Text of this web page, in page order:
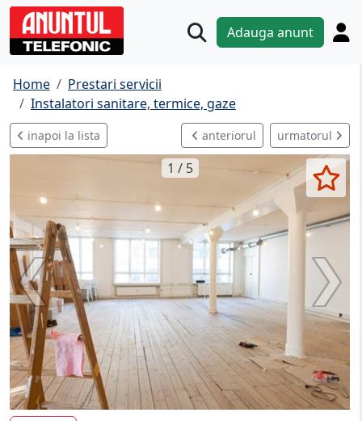
Adauga anunt
Home
Prestari servicii
Instalatori sanitare, termice, gaze
inapoi la lista anteriorul urmatorul
1 / 5